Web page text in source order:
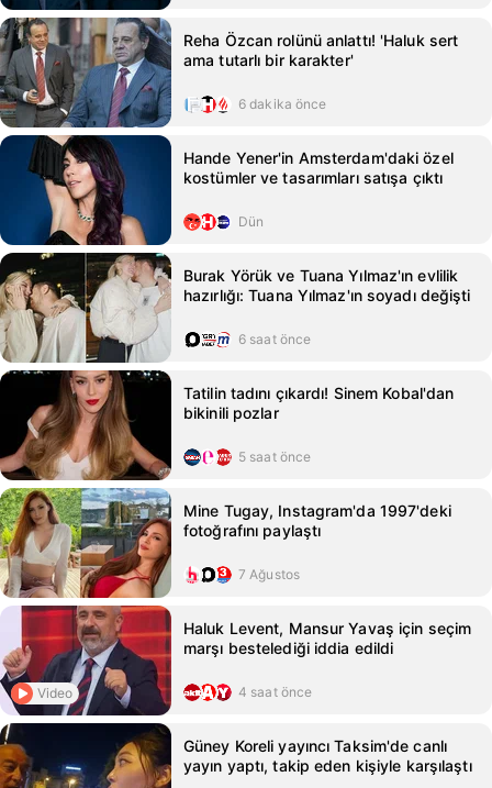
Reha Özcan rolünü anlattı! 'Haluk sert
ama tutarlı bir karakter'
6 dakika önce
Hande Yener'in Amsterdam'daki özel
kostümler ve tasarımları satışa çıktı
Dün
Burak Yörük ve Tuana Yılmaz'ın evlilik
hazırlığı: Tuana Yılmaz'ın soyadı değişti
6 saat önce
Tatilin tadını çıkardı! Sinem Kobal'dan
bikinili pozlar
5 saat önce
Mine Tugay, Instagram'da 1997'deki
fotoğrafını paylaştı
7 Ağustos
Video
Haluk Levent, Mansur Yavaş için seçim
marşı bestelediği iddia edildi
4 saat önce
Güney Koreli yayıncı Taksim'de canlı
yayın yaptı, takip eden kişiyle karşılaştı